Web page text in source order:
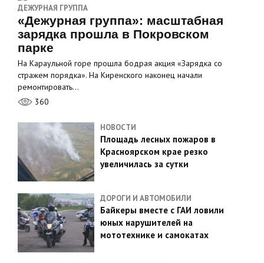
ДЕЖУРНАЯ ГРУППА
«Дежурная группа»: масштабная
зарядка прошла в Покровском
парке
На Караульной горе прошла бодрая акция «Зарядка со
стражем порядка». На Киренского наконец начали
ремонтировать…
360
НОВОСТИ
Площадь лесных пожаров в
Красноярском крае резко
увеличилась за сутки
ДОРОГИ И АВТОМОБИЛИ
Байкеры вместе с ГАИ ловили
юных нарушителей на
мототехнике и самокатах